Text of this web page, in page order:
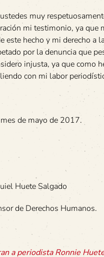
muy
mi testimonio, ya que
este hecho y mi derecho a
por la denuncia que
injusta, ya que como
con mi labor
de mayo de 2017.
Huete Salgado
de Derechos Humanos.
a periodista Ronnie